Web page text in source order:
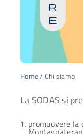
r
e
Home/ Chi siamo
La SODAS si
promuovere la